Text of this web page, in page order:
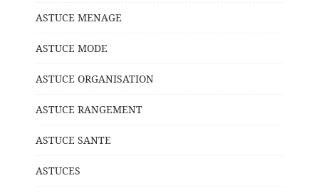
ASTUCE MENAGE
ASTUCE MODE
ASTUCE ORGANISATION
ASTUCE RANGEMENT
ASTUCE SANTE
ASTUCES